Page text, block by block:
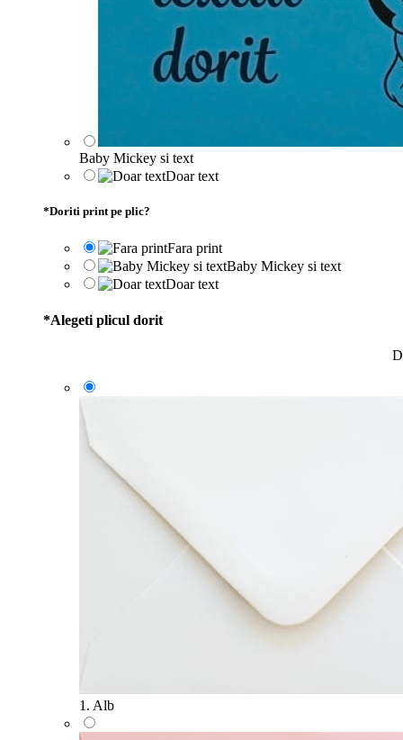
Baby Mickey si text
Doar text
*Doriti print pe plic?
Fara print
Baby Mickey si text
Doar text
*Alegeti plicul dorit
1. Alb